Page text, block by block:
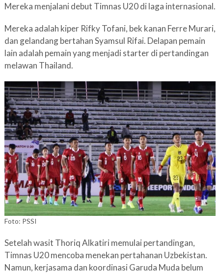
Mereka menjalani debut Timnas U20 di laga internasional.
Mereka adalah kiper Rifky Tofani, bek kanan Ferre Murari,
dan gelandang bertahan Syamsul Rifai. Delapan pemain
lain adalah pemain yang menjadi starter di pertandingan
melawan Thailand.
Foto: PSSI
Setelah wasit Thoriq Alkatiri memulai pertandingan,
Timnas U20 mencoba menekan pertahanan Uzbekistan.
Namun, kerjasama dan koordinasi Garuda Muda belum